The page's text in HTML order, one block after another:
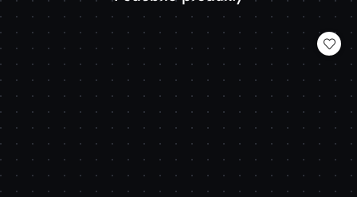
Pomiń karuzelę produktów
statusie: